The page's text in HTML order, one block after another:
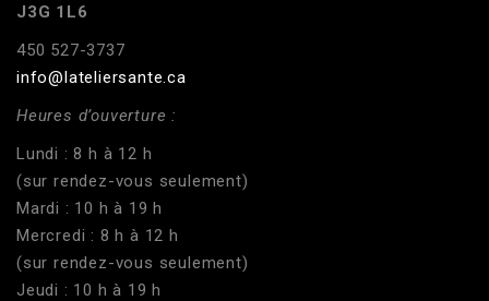
J3G 1L6
450 527-3737
info@lateliersante.ca
Heures d’ouverture :
Lundi : 8 h à 12 h
(sur rendez-vous seulement)
Mardi : 10 h à 19 h
Mercredi : 8 h à 12 h
(sur rendez-vous seulement)
Jeudi : 10 h à 19 h